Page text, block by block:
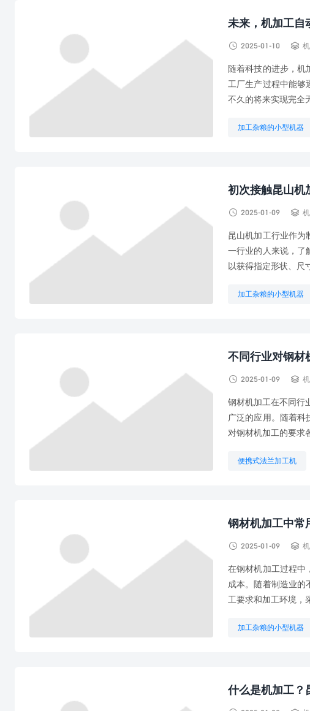
未来，机加工自
 2025-01-10 
随着科技的进步，机
工厂生产过程中能够
不久的将来实现完全
加工杂粮的小型机器
初次接触昆山机
 2025-01-09 
昆山机加工行业作为
一行业的人来说，了
以获得指定形状、尺
加工杂粮的小型机器
不同行业对钢材
 2025-01-09 
钢材机加工在不同行
广泛的应用。随着
对钢材机加工的要求
便携式法兰加工机
钢材机加工中常
 2025-01-09 
在钢材机加工过程中
成本。随着制造业的
工要求和加工环境，
加工杂粮的小型机器
什么是机加工？